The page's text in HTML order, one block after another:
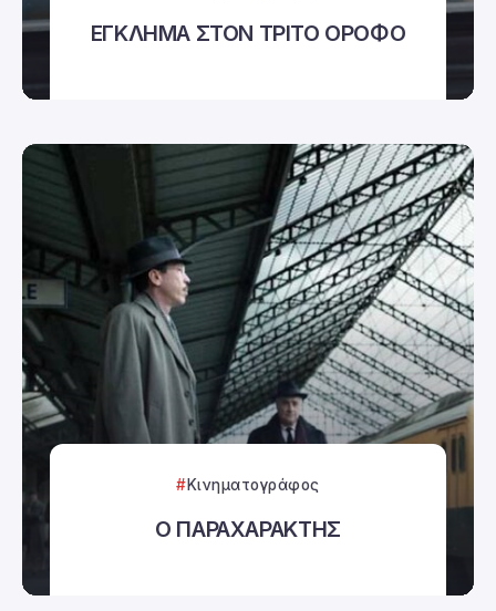
ΕΓΚΛΗΜΑ ΣΤΟΝ ΤΡΙΤΟ ΟΡΟΦΟ
Κινηματογράφος
Ο ΠΑΡΑΧΑΡΑΚΤΗΣ